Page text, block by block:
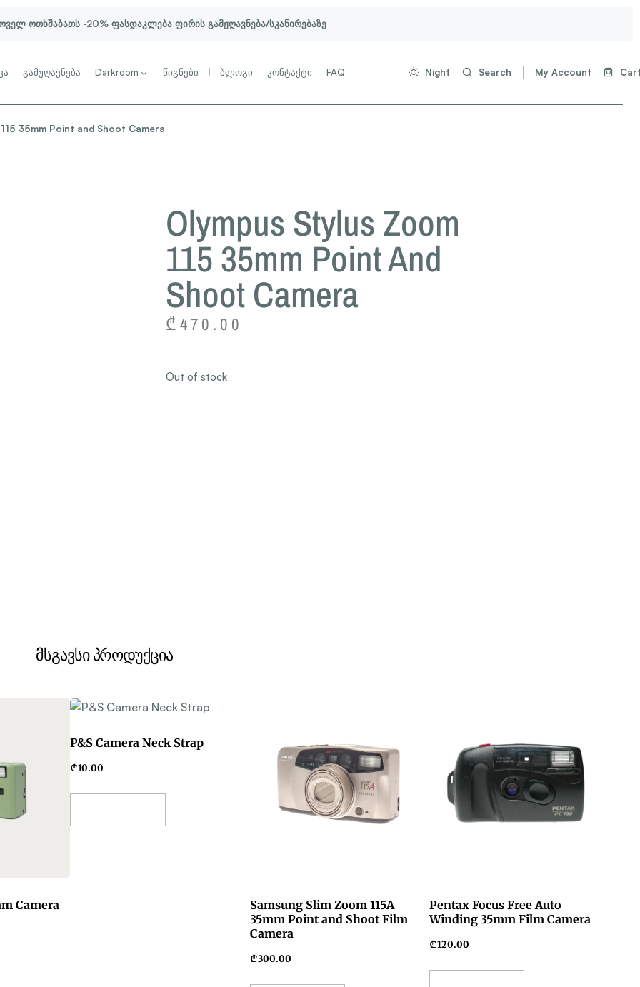
ოთხშაბათს -20% ფასდაკლება ფირის გამჟღავნება/სკანირებაზე
გამჟღავნება Darkroom წიგნები ბლოგი კონტაქტი FAQ Night Search My Account
35mm Point and Shoot Camera
Olympus Stylus Zoom
115 35mm Point And
Shoot Camera
₾470.00
Out of stock
მსგავსი პროდუქცია
Camera
P&S Camera Neck Strap
₾10.00
Samsung Slim Zoom 115A
35mm Point and Shoot Film
Camera
₾300.00
Pentax Focus Free Auto
Winding 35mm Film Camera
₾120.00